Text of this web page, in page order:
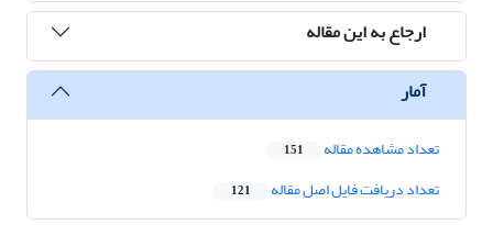
ارجاع به این مقاله
آمار
تعداد مشاهده مقاله 151
تعداد دریافت فایل اصل مقاله 121